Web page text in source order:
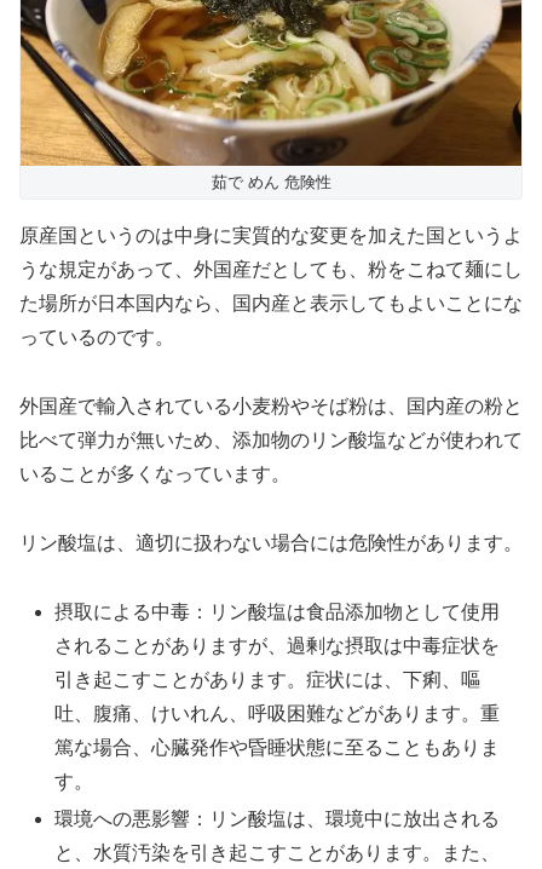
茹で めん 危険性
原産国というのは中身に実質的な変更を加えた国というよ
うな規定があって、外国産だとしても、粉をこねて麺にし
た場所が日本国内なら、国内産と表示してもよいことにな
っているのです。
外国産で輸入されている小麦粉やそば粉は、国内産の粉と
比べて弾力が無いため、添加物のリン酸塩などが使われて
いることが多くなっています。
リン酸塩は、適切に扱わない場合には危険性があります。
摂取による中毒：リン酸塩は食品添加物として使用
されることがありますが、過剰な摂取は中毒症状を
引き起こすことがあります。症状には、下痢、嘔
吐、腹痛、けいれん、呼吸困難などがあります。重
篤な場合、心臓発作や昏睡状態に至ることもありま
す。
環境への悪影響：リン酸塩は、環境中に放出される
と、水質汚染を引き起こすことがあります。また、